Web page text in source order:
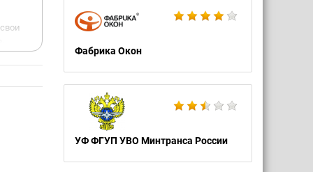
Фабрика Окон
УФ ФГУП УВО Минтранса России
на